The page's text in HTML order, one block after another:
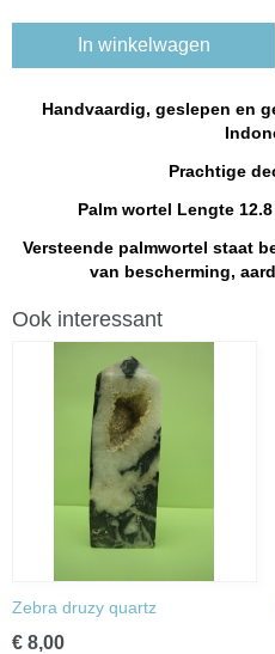
In winkelwagen
Handvaardig, geslepen en
Prachtige
Palm wortel Lengte
Versteende palmwortel staat
van bescherming,
Ook interessant
Zebra druzy quartz
€ 8,00